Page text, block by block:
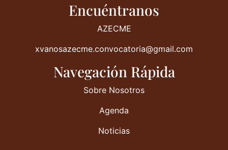
Encuéntranos
AZECME
xvanosazecme.convocatoria@gmail.com
Navegación Rápida
Sobre Nosotros
Agenda
Noticias